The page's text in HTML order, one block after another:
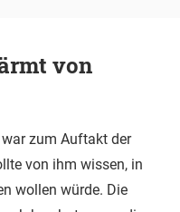
von
zum Auftakt der
von ihm wissen, in
wollen würde. Die